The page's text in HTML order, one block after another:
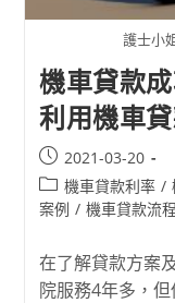
護士小
機車貸款
利用機車
2021-03-20
機車貸款利率 /
案例 / 機車貸款流程
在了解貸款方案
院服務4年多，